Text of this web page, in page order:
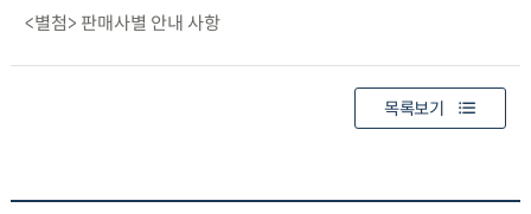
<별첨> 판매사별 안내 사항
목록보기